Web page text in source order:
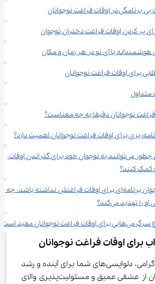
نوجوانان
پر کردن اوقات فراغت دختران نوجوان
با آی نو در هر زمان و مکان
برای اوقات فراغت نوجوانان
متداول
نوجوانان دقیقا به چه معناست؟
اهمیت دارد؟
والدین چطور می‌توانند به نوجوان خود برای گذراندن اوقات
کمک کنند؟
اگر نوجوان برنامه‌ای برای اوقات فراغتش نداشته باشد، چه
را تهدید می‌کند؟
اوقات فراغت نوجوانان مفید است؟
برای اوقات فراغت نوجوانان
پدران و مادران گرامی، دلواپسی‌های شما برای آینده و رشد
فرزندانتان، نشان از عشقی عمیق و مسئولیت‌پذیری والای